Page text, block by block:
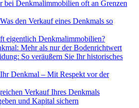
bei Denkmalimmobilien oft an Grenzen
den Verkauf eines Denkmals so
eigentlich Denkmalimmobilien?
Mehr als nur der Bodenrichtwert
So veräußern Sie Ihr historisches
Denkmal – Mit Respekt vor der
Verkauf Ihres Denkmals
und Kapital sichern